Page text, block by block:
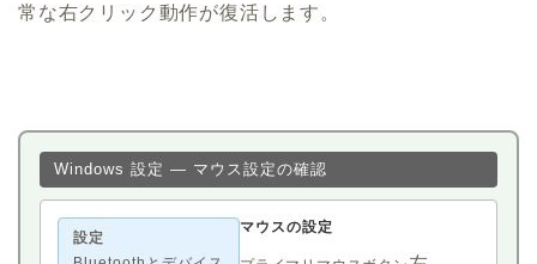
常な右クリック動作が復活します。
Windows 設定 — マウス設定の確認
設定
マウスの設定